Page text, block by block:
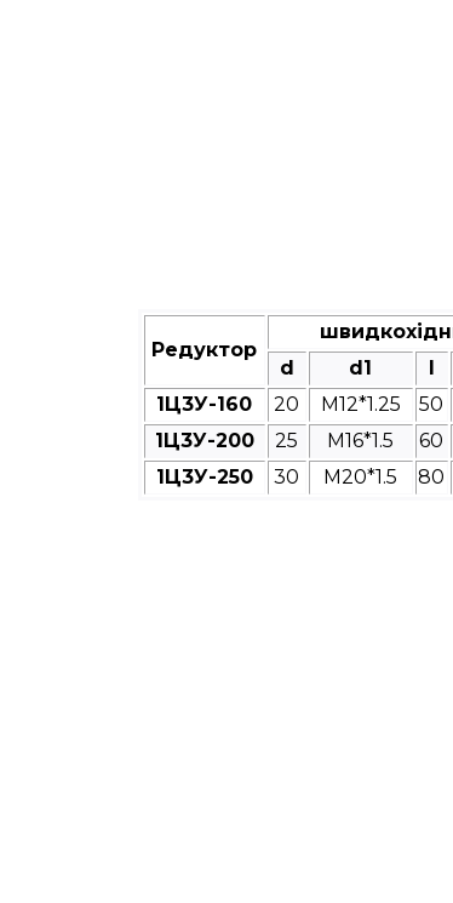
Редуктор
d
d1 l
1Ц3У-160
20 M12*1.25 50
1Ц3У-200
25 M16*1.5 60
1Ц3У-250
30 M20*1.5 80